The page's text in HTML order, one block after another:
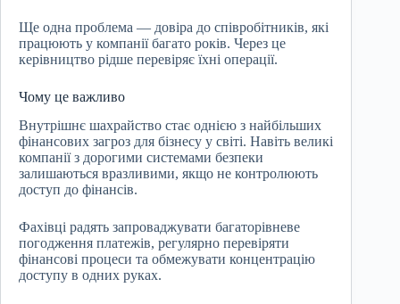
Ще одна проблема — довіра до співробітників, які
працюють у компанії багато років. Через це
керівництво рідше перевіряє їхні операції.
Чому це важливо
Внутрішнє шахрайство стає однією з найбільших
фінансових загроз для бізнесу у світі. Навіть великі
компанії з дорогими системами безпеки
залишаються вразливими, якщо не контролюють
доступ до фінансів.
Фахівці радять запроваджувати багаторівневе
погодження платежів, регулярно перевіряти
фінансові процеси та обмежувати концентрацію
доступу в одних руках.